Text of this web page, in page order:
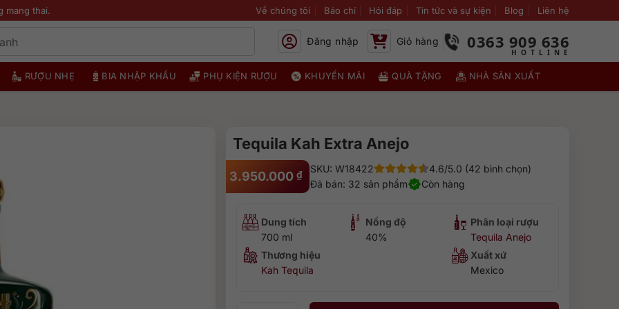
mang thai. Về chúng tôi Báo chí Hỏi đáp Tin tức và sự kiện Blog Liên hệ
Đăng nhập Giỏ hàng 0363 909 636
RƯỢU NHẸ BIA NHẬP KHẨU PHỤ KIỆN RƯỢU KHUYẾN MÃI QUÀ TẶNG NHÀ SẢN XUẤT
Tequila Kah Extra Anejo
3.950.000 ₫ SKU: W18422
4.6/5.0 (42 bình chọn)
Đã bán: 32 sản phẩm
Còn hàng
Dung tích
700 ml
Nồng độ
40%
Phân loại rượu
Tequila Anejo
Thương hiệu
Kah Tequila
Xuất xứ
Mexico